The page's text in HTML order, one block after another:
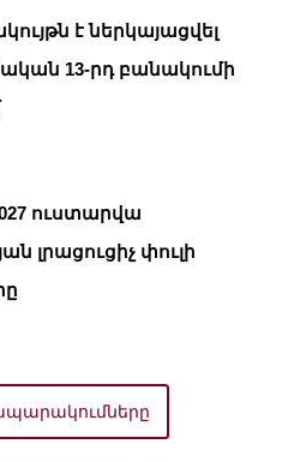
է ներկայացվել
13-րդ բանակումի
ուստարվա
լրացուցիչ փուլի